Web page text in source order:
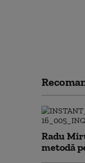
Radu
metodă